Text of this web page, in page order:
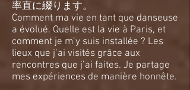
率直に綴ります。
Comment ma vie en tant que danseuse
a évolué. Quelle est la vie à Paris, et
comment je m’y suis installée ? Les
lieux que j’ai visités grâce aux
rencontres que j’ai faites. Je partage
mes expériences de manière honnête.